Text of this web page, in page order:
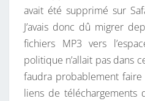
avait été supprimé sur
J’avais donc dû migrer
fichiers MP3 vers
politique n’allait pas dans
faudra probablement
liens de téléchargements